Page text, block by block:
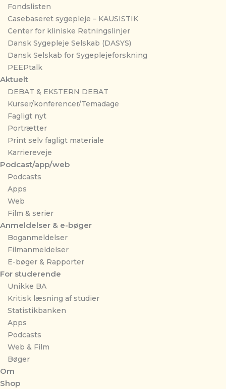
Fondslisten
Casebaseret sygepleje – KAUSISTIK
Center for kliniske Retningslinjer
Dansk Sygepleje Selskab (DASYS)
Dansk Selskab for Sygeplejeforskning
PEEPtalk
Aktuelt
DEBAT & EKSTERN DEBAT
Kurser/konferencer/Temadage
Fagligt nyt
Portrætter
Print selv fagligt materiale
Karriereveje
Podcast/app/web
Podcasts
Apps
Web
Film & serier
Anmeldelser & e-bøger
Boganmeldelser
Filmanmeldelser
E-bøger & Rapporter
For studerende
Unikke BA
Kritisk læsning af studier
Statistikbanken
Apps
Podcasts
Web & Film
Bøger
Om
Shop